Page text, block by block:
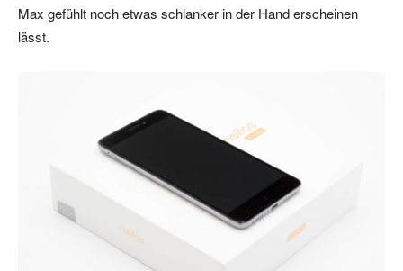
Max gefühlt noch etwas schlanker in der Hand erscheinen
lässt.